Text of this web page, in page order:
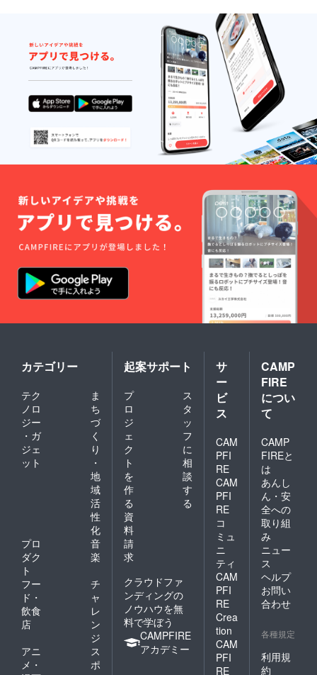
カテゴリー
テク
ノロ
ジー
・ガ
ジェ
ット
ま
ち
づ
く
り
・
地
域
活
性
化
プロ
ダク
ト
音
楽
フー
ド・
飲食
店
チ
ャ
レ
ン
ジ
アニ
メ・
ス
ポ
起案サポート
プ
ロ
ジ
ェ
ク
ト
を
作
る
ス
タ
ッ
フ
に
相
談
す
る
資
料
請
求
クラウドファ
ンディングの
ノウハウを無
料で学ぼう
CAMPFIRE
アカデミー
サ
ー
ビ
ス
CAM
PFI
RE
CAM
PFI
RE
コ
ミュ
ニ
ティ
CAM
PFI
RE
Crea
tion
CAM
PFI
RE
CAMP
FIRE
につい
て
CAMP
FIREと
は
あんし
ん・安
全への
取り組
み
ニュー
ス
ヘルプ
お問い
合わせ
各種規定
利用規
約